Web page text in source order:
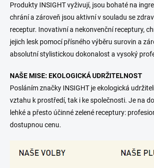
Produkty INSIGHT vyživují, jsou bohaté na
chrání a zároveň jsou aktivní v souladu se
receptur. Inovativní a nekonvenční receptury,
jejich lesk pomocí přísného výběru surovin a
absolutní stylistickou dokonalost a vysoký
NAŠE MISE: EKOLOGICKÁ UDRŽITELNOST
Posláním značky INSIGHT je ekologická
vztahu k prostředí, tak i ke společnosti. Je na
lehké a přesto účinné zelené receptury:
dostupnou cenu.